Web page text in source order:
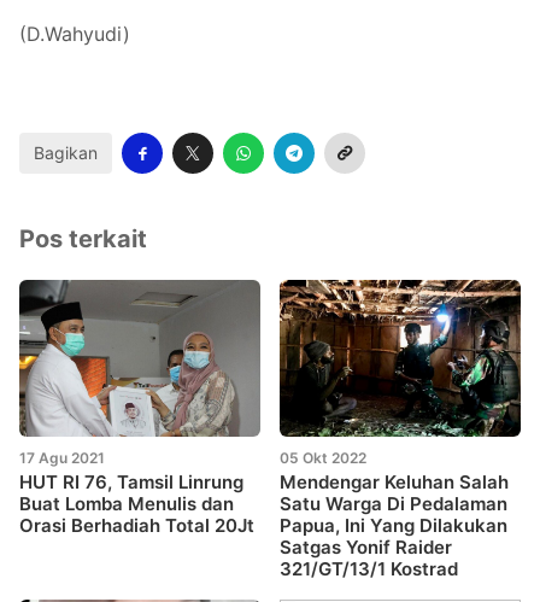
(D.Wahyudi)
Bagikan
Pos terkait
17 Agu 2021
HUT RI 76, Tamsil Linrung
Buat Lomba Menulis dan
Orasi Berhadiah Total 20Jt
05 Okt 2022
Mendengar Keluhan Salah
Satu Warga Di Pedalaman
Papua, Ini Yang Dilakukan
Satgas Yonif Raider
321/GT/13/1 Kostrad